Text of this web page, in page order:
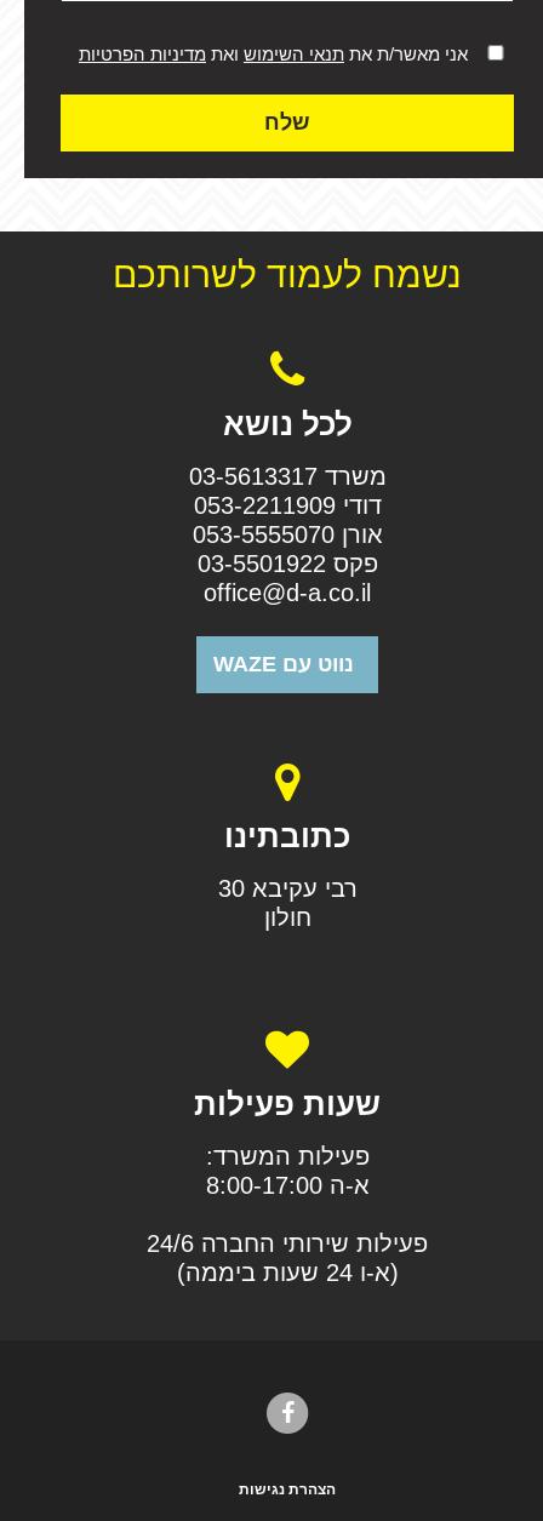
אני מאשר/ת את תנאי השימוש ואת מדיניות הפרטיות
שלח
נשמח לעמוד לשרותכם
לכל נושא
משרד 03-5613317
דודי 053-2211909
אורן 053-5555070
פקס 03-5501922
office@d-a.co.il
נווט עם WAZE
כתובתינו
רבי עקיבא 30
חולון
שעות פעילות
פעילות המשרד:
א-ה 8:00-17:00
פעילות שירותי החברה 24/6
(א-ו 24 שעות ביממה)
הצהרת נגישות